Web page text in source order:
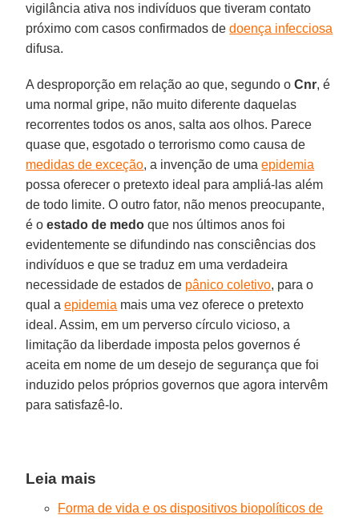
vigilância ativa nos indivíduos que tiveram contato
próximo com casos confirmados dedoença infecciosa
difusa.
A desproporção em relação ao que, segundo oCnr, é
uma normal gripe, não muito diferente daquelas
recorrentes todos os anos, salta aos olhos. Parece
quase que, esgotado o terrorismo como causa de
medidas de exceção, a invenção de umaepidemia
possa oferecer o pretexto ideal para ampliá-las além
de todo limite. O outro fator, não menos preocupante,
é oestado de medo que nos últimos anos foi
evidentemente se difundindo nas consciências dos
indivíduos e que se traduz em uma verdadeira
necessidade de estados de pânico coletivo, para o
qual aepidemia mais uma vez oferece o pretexto
ideal. Assim, em um perverso círculo vicioso, a
limitação da liberdade imposta pelos governos é
aceita em nome de um desejo de segurança que foi
induzido pelos próprios governos que agora intervêm
para satisfazê-lo.
Leia mais
Forma de vida e os dispositivos biopolíticos de